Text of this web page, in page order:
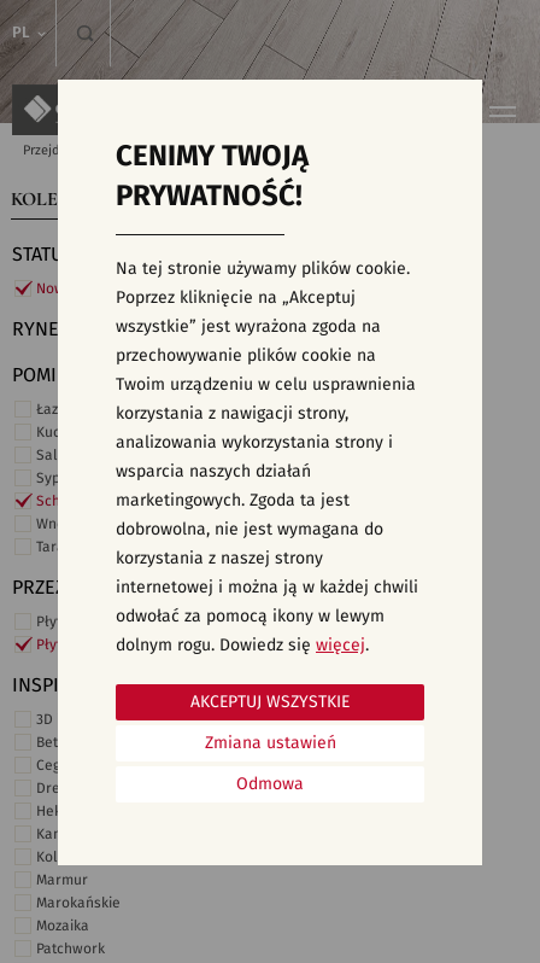
PL
Przejdź do strony głównej Kolekcje
KOLEKCJE WYSZUKIWARKA PŁYTEK
STATUS
Nowości
RYNEK
POMIESZCZENIE
Łazienka
Kuchnia
Salon i hol
Sypialnia
Schody
Wnętrza komercyjne
Taras i ogród
PRZEZNACZENIE
Płytki ścienne
Płytki podłogowe
INSPIRACJE
3D i struktury
Beton
Cegiełki
Drewno
Heksagonalne
Kamień
Kolor
Marmur
Marokańskie
Mozaika
Patchwork
CENIMY TWOJĄ
PRYWATNOŚĆ!
Na tej stronie używamy plików cookie.
Poprzez kliknięcie na „Akceptuj
wszystkie” jest wyrażona zgoda na
przechowywanie plików cookie na
Twoim urządzeniu w celu usprawnienia
korzystania z nawigacji strony,
analizowania wykorzystania strony i
wsparcia naszych działań
marketingowych. Zgoda ta jest
dobrowolna, nie jest wymagana do
korzystania z naszej strony
internetowej i można ją w każdej chwili
odwołać za pomocą ikony w lewym
dolnym rogu. Dowiedz się więcej.
Odmowa
Zmiana ustawień
AKCEPTUJ WSZYSTKIE